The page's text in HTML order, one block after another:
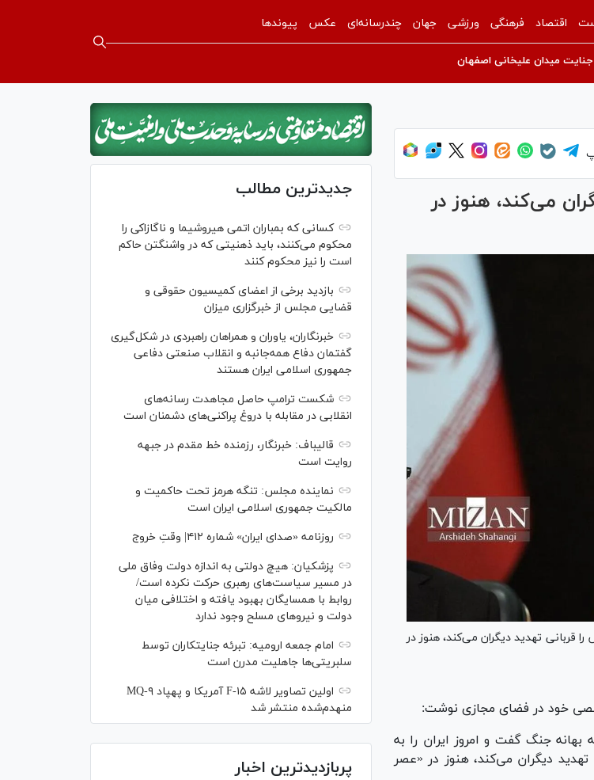
اقتصاد فرهنگی ورزشی جهان چندرسانه‌ای عکس پیوندها
میدان علیخانی اصفهان
می‌کند، هنوز در
تهدید دیگران می‌کند، هنوز در
خود در فضای مجازی نوشت:
جنگ گفت و امروز ایران را به
دیگران می‌کند، هنوز در «عصر
جدیدترین مطالب
کسانی که بمباران اتمی هیروشیما و ناگازاکی را
محکوم می‌کنند، باید ذهنیتی که در واشنگتن حاکم
است را نیز محکوم کنند
بازدید برخی از اعضای کمیسیون حقوقی و
قضایی مجلس از خبرگزاری میزان
خبرنگاران، یاوران و همراهان راهبردی در شکل‌گیری
گفتمان دفاع همه‌جانبه و انقلاب صنعتی دفاعی
جمهوری اسلامی ایران هستند
شکست ترامپ حاصل مجاهدت رسانه‌های
انقلابی در مقابله با دروغ پراکنی‌های دشمنان است
قالیباف: خبرنگار، رزمنده خط مقدم در جبهه
روایت است
نماینده مجلس: تنگه هرمز تحت حاکمیت و
مالکیت جمهوری اسلامی ایران است
روزنامه «صدای ایران» شماره ۴۱۲| وقتِ خروج
پزشکیان: هیچ دولتی به اندازه دولت وفاق ملی
در مسیر سیاست‌های رهبری حرکت نکرده است/
روابط با همسایگان بهبود یافته و اختلافی میان
دولت و نیروهای مسلح وجود ندارد
امام جمعه ارومیه: تبرئه جنایتکاران توسط
سلبریتی‌ها جاهلیت مدرن است
اولین تصاویر لاشه F-۱۵ آمریکا و پهپاد MQ-۹
منهدم‌شده منتشر شد
پربازدیدترین اخبار